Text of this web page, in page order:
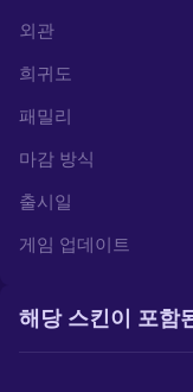
외관
희귀도
패밀리
마감 방식
출시일
게임 업데이트
해당 스킨이 포함